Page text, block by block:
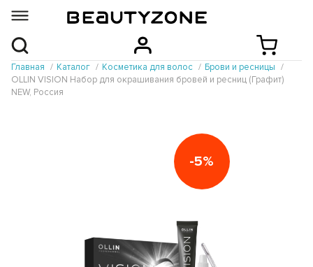
Главная Каталог Косметика для волос
Брови и ресницы
OLLIN VISION Набор для окрашивания бровей и ресниц (Графит)
NEW, Россия
-5%